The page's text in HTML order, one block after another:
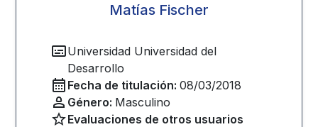
Matías Fischer
Universidad Universidad del
Desarrollo
Fecha de titulación: 08/03/2018
Género: Masculino
Evaluaciones de otros usuarios